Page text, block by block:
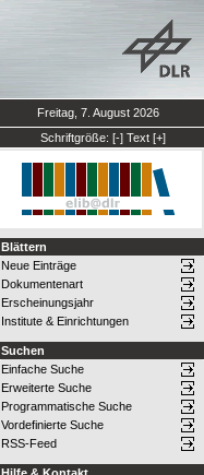
Freitag, 7. August 2026
Schriftgröße: [-] Text [+]
Blättern
Neue Einträge
Dokumentenart
Erscheinungsjahr
Institute & Einrichtungen
Suchen
Einfache Suche
Erweiterte Suche
Programmatische Suche
Vordefinierte Suche
RSS-Feed